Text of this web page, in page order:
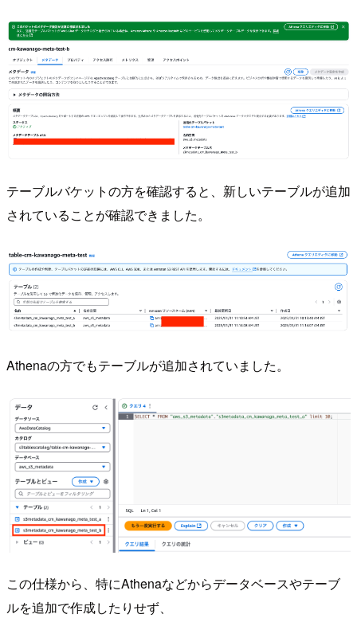
テーブルバケットの方を確認すると、新しいテーブルが追加
されていることが確認できました。
Athenaの方でもテーブルが追加されていました。
この仕様から、特にAthenaなどからデータベースやテーブ
ルを追加で作成したりせず、